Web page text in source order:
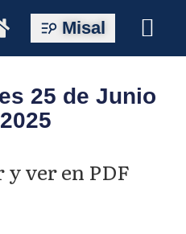
Misal
25 de Junio
y ver en PDF